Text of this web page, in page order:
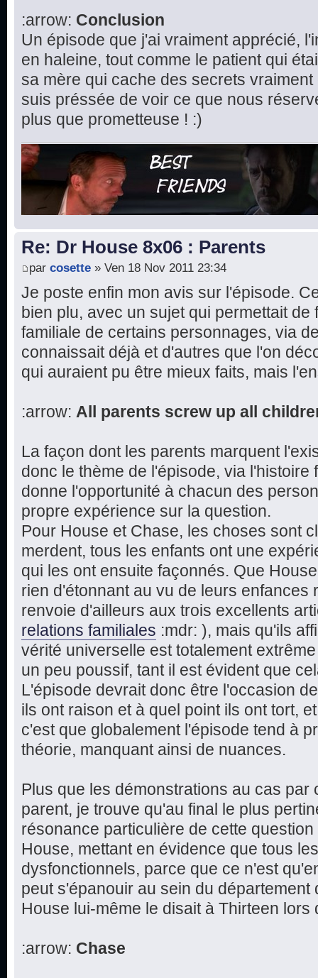
:arrow: Conclusion
Un épisode que j'ai vraiment apprécié,
en haleine, tout comme le patient qui
sa mère qui cache des secrets
suis préssée de voir ce que nous
plus que prometteuse ! :)
Re: Dr House 8x06 : Parents
par cosette » Ven 18 Nov 2011 23:34
Je poste enfin mon avis sur l'épisode.
bien plu, avec un sujet qui permettait
familiale de certains personnages, via
connaissait déjà et d'autres que l'on
qui auraient pu être mieux faits, mais
:arrow: All parents screw up all
La façon dont les parents marquent
donc le thème de l'épisode, via l'histoire
donne l'opportunité à chacun des
propre expérience sur la question.
Pour House et Chase, les choses sont
merdent, tous les enfants ont une
qui les ont ensuite façonnés. Que
rien d'étonnant au vu de leurs enfances
renvoie d'ailleurs aux trois excellents
relations familiales :mdr: ), mais qu'ils
vérité universelle est totalement
un peu poussif, tant il est évident que
L'épisode devrait donc être l'occasion
ils ont raison et à quel point ils ont tort,
c'est que globalement l'épisode tend à
théorie, manquant ainsi de nuances.
Plus que les démonstrations au cas par
parent, je trouve qu'au final le plus
résonance particulière de cette
House, mettant en évidence que tous
dysfonctionnels, parce que ce n'est
peut s'épanouir au sein du département
House lui-même le disait à Thirteen lors
:arrow: Chase